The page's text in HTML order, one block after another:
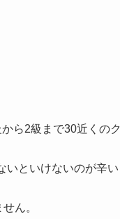
ら2級まで30近くのク
いといけないのが辛い
ん。